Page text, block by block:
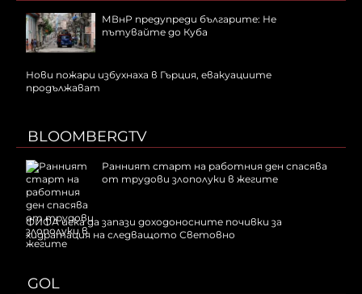
МВнР предупреди българите: Не
пътувайте до Куба
Нови пожари избухнаха в Гърция, евакуациите
продължават
BLOOMBERGTV
Ранният старт на работния ден спасява
от трудови злополуки в жегите
ФИФА иска да запази доходоносните почивки за
хидратация на следващото Световно
GOL